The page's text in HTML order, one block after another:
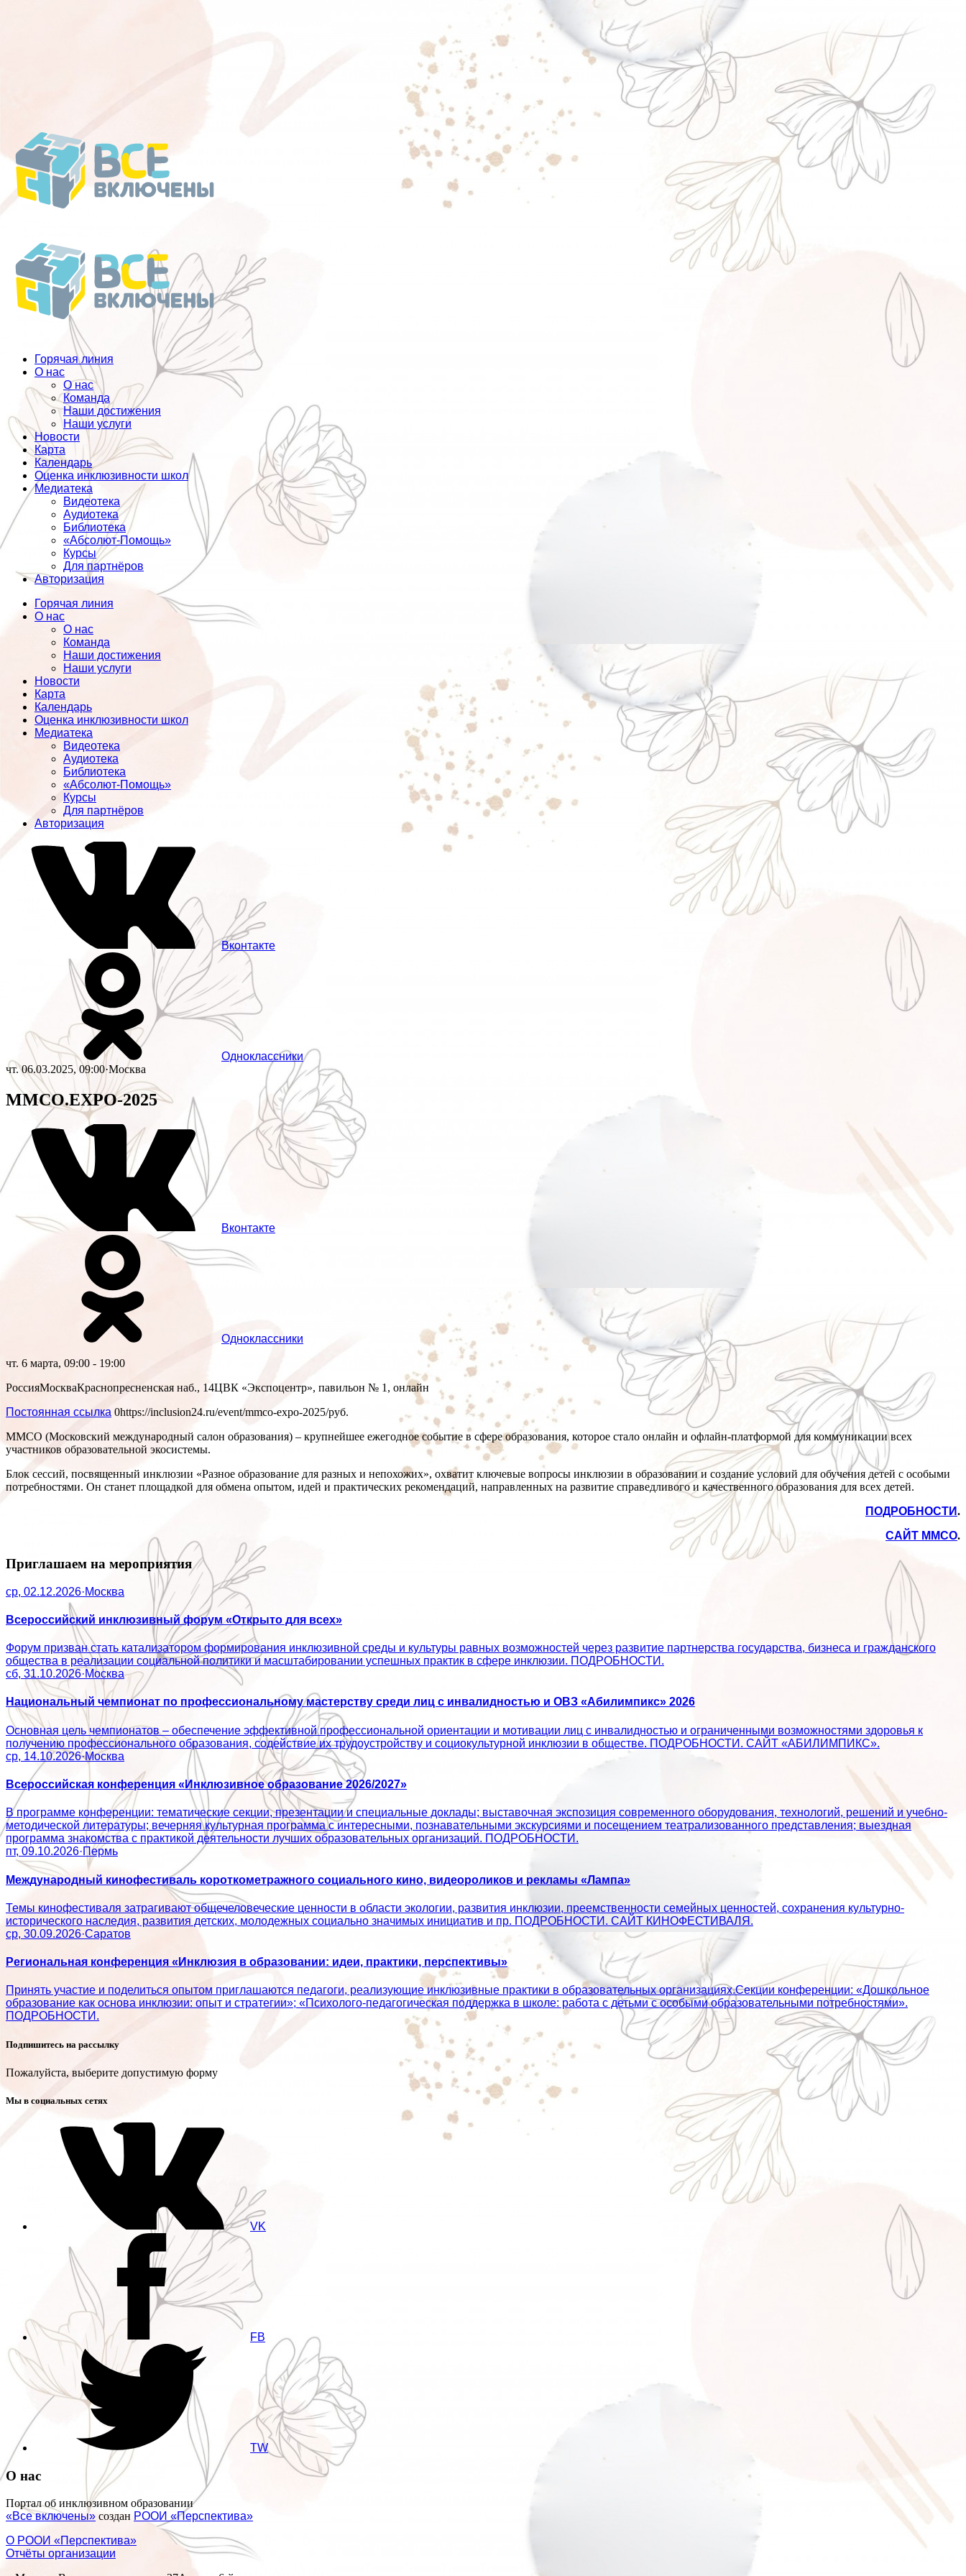
Горячая линия
О нас
О нас
Команда
Наши достижения
Наши услуги
Новости
Карта
Календарь
Оценка инклюзивности школ
Медиатека
Видеотека
Аудиотека
Библиотека
«Абсолют-Помощь»
Курсы
Для партнёров
Авторизация
Горячая линия
О нас
О нас
Команда
Наши достижения
Наши услуги
Новости
Карта
Календарь
Оценка инклюзивности школ
Медиатека
Видеотека
Аудиотека
Библиотека
«Абсолют-Помощь»
Курсы
Для партнёров
Авторизация
Вконтакте
Одноклассники
чт. 06.03.2025, 09:00·Москва
MMCO.EXPO-2025
Вконтакте
Одноклассники
чт. 6 марта, 09:00 - 19:00
РоссияМоскваКраснопресненская наб., 14ЦВК «Экспоцентр», павильон № 1, онлайн
Постоянная ссылка 0https://inclusion24.ru/event/mmco-expo-2025/руб.
MMCO (Московский международный салон образования) – крупнейшее ежегодное событие в сфере образования, которое стало онлайн и офлайн-платформой для коммуникации всех
участников образовательной экосистемы.
Блок сессий, посвященный инклюзии «Разное образование для разных и непохожих», охватит ключевые вопросы инклюзии в образовании и создание условий для обучения детей с особыми
потребностями. Он станет площадкой для обмена опытом, идей и практических рекомендаций, направленных на развитие справедливого и качественного образования для всех детей.
ПОДРОБНОСТИ.
САЙТ ММСО.
Приглашаем на мероприятия
ср, 02.12.2026·Москва
Всероссийский инклюзивный форум «Открыто для всех»
Форум призван стать катализатором формирования инклюзивной среды и культуры равных возможностей через развитие партнерства государства, бизнеса и гражданского
общества в реализации социальной политики и масштабировании успешных практик в сфере инклюзии. ПОДРОБНОСТИ.
сб, 31.10.2026·Москва
Национальный чемпионат по профессиональному мастерству среди лиц с инвалидностью и ОВЗ «Абилимпикс» 2026
Основная цель чемпионатов – обеспечение эффективной профессиональной ориентации и мотивации лиц с инвалидностью и ограниченными возможностями здоровья к
получению профессионального образования, содействие их трудоустройству и социокультурной инклюзии в обществе. ПОДРОБНОСТИ. САЙТ «АБИЛИМПИКС».
ср, 14.10.2026·Москва
Всероссийская конференция «Инклюзивное образование 2026/2027»
В программе конференции: тематические секции, презентации и специальные доклады; выставочная экспозиция современного оборудования, технологий, решений и учебно-
методической литературы; вечерняя культурная программа с интересными, познавательными экскурсиями и посещением театрализованного представления; выездная
программа знакомства с практикой деятельности лучших образовательных организаций. ПОДРОБНОСТИ.
пт, 09.10.2026·Пермь
Международный кинофестиваль короткометражного социального кино, видеороликов и рекламы «Лампа»
Темы кинофестиваля затрагивают общечеловеческие ценности в области экологии, развития инклюзии, преемственности семейных ценностей, сохранения культурно-
исторического наследия, развития детских, молодежных социально значимых инициатив и пр. ПОДРОБНОСТИ. САЙТ КИНОФЕСТИВАЛЯ.
ср, 30.09.2026·Саратов
Региональная конференция «Инклюзия в образовании: идеи, практики, перспективы»
Принять участие и поделиться опытом приглашаются педагоги, реализующие инклюзивные практики в образовательных организациях.Секции конференции: «Дошкольное
образование как основа инклюзии: опыт и стратегии»; «Психолого‑педагогическая поддержка в школе: работа с детьми с особыми образовательными потребностями».
ПОДРОБНОСТИ.
Подпишитесь на рассылку
Пожалуйста, выберите допустимую форму
Мы в социальных сетях
VK
FB
TW
О нас
Портал об инклюзивном образовании
«Все включены» создан РООИ «Перспектива»
О РООИ «Перспектива»
Отчёты организации